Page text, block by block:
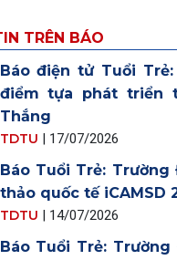
TRÊN BÁO
Báo điện tử Tuổi
điểm tựa phát triển
Thắng
TDTU 17/07/2026
Báo Tuổi Trẻ:
thảo quốc tế iCAMSD
TDTU 14/07/2026
Báo Tuổi Trẻ: